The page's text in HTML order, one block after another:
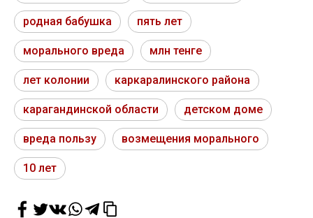
родная бабушка пять лет
морального вреда млн тенге
лет колонии каркаралинского района
карагандинской области детском доме
вреда пользу возмещения морального
10 лет